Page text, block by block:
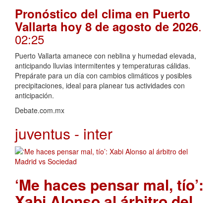
Pronóstico del clima en Puerto
Vallarta hoy 8 de agosto de 2026.
02:25
Puerto Vallarta amanece con neblina y humedad elevada,
anticipando lluvias intermitentes y temperaturas cálidas.
Prepárate para un día con cambios climáticos y posibles
precipitaciones, ideal para planear tus actividades con
anticipación.
Debate.com.mx
juventus - inter
‘Me haces pensar mal, tío’: